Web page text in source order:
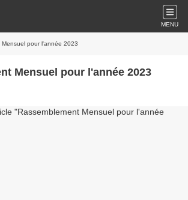
MENU
Mensuel pour l'année 2023
Mensuel pour l'année 2023